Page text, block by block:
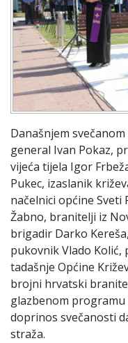
Današnjem
general Ivan Pokaz,
vijeća tijela Igor
Pukec, izaslanik
načelnici općine Sveti
Žabno, branitelji iz
brigadir Darko
pukovnik Vlado Kolić,
tadašnje Općine
brojni hrvatski
glazbenom programu
doprinos svečanosti
straža.